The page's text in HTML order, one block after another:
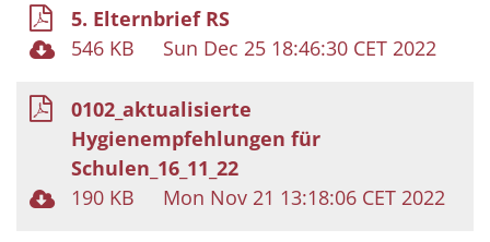
5. Elternbrief RS
546 KB
Sun Dec 25 18:46:30 CET 2022
0102_aktualisierte
Hygienempfehlungen für
Schulen_16_11_22
190 KB
Mon Nov 21 13:18:06 CET 2022